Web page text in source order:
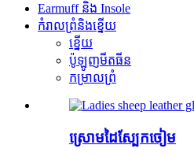
Earmuff និង Insole
កំរាលព្រំនិងខ្នើយ
ខ្នើយ
ប៉ូឡូញមីតធីន
កម្រាលព្រំ
ស្រោមដៃស្បែកចៀម